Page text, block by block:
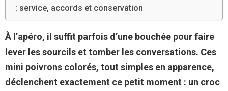
: service, accords et conservation
À l’apéro, il suffit parfois d’une bouchée pour faire
lever les sourcils et tomber les conversations. Ces
mini poivrons colorés, tout simples en apparence,
déclenchent exactement ce petit moment : un croc